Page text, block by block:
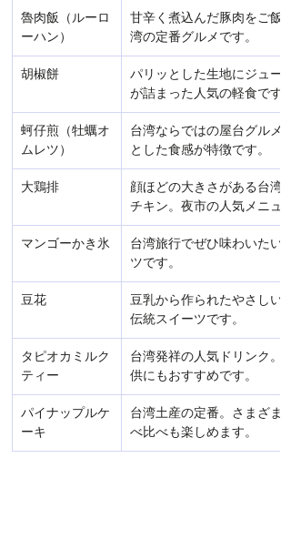
魯肉飯（ルーロ
ーハン）
甘辛く煮込んだ豚肉をご飯
湾の定番グルメです。
胡椒餅
パリッとした生地にジュー
が詰まった人気の軽食です。
蚵仔煎（牡蠣オ
ムレツ）
台湾ならではの屋台グルメ
とした食感が特徴です。
大鶏排
顔ほどの大きさがある台湾
チキン。夜市の人気メニュ
マンゴーかき氷
台湾旅行でぜひ味わいたい
ツです。
豆花
豆乳から作られたやさしい
伝統スイーツです。
タピオカミルク
ティー
台湾発祥の人気ドリンク。
供にもおすすめです。
パイナップルケ
ーキ
台湾土産の定番。さまざま
べ比べも楽しめます。